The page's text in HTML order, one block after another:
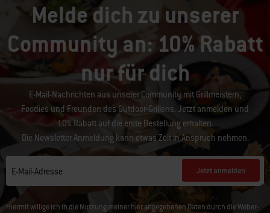
Melde dich zu unserer
Community an: 10% Rabatt
nur für dich
E-Mail-Nachrichten aus unserer Community mit Grillmeistern,
Foodies und Freunden des Outdoor-Grillens. Jetzt anmelden und
10% Rabatt auf die erste Bestellung erhalten.
Die Newsletter Anmeldung kann etwas Zeit in Anspruch nehmen.
E-Mail-Adresse Jetzt anmelden
Hiermit willige ich in die Nutzung meiner hier angegebenen Daten durch die Weber-